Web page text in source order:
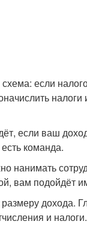
если
если ваш
команда.
нанимать
вам подойдёт
дохода.
и налоги.